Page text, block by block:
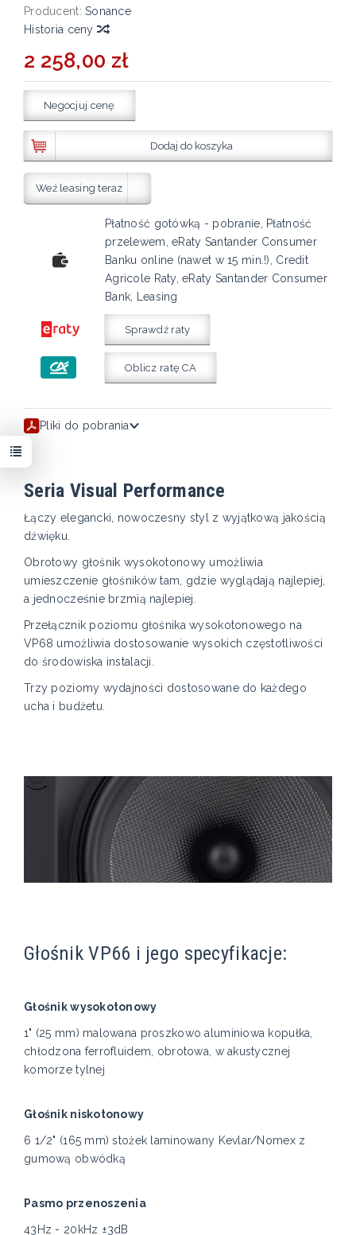
Producent: Sonance
Historia ceny
2 258,00 zł
Negocjuj cenę
Dodaj do koszyka
Weź leasing teraz
Płatność gotówką - pobranie, Płatność
przelewem, eRaty Santander Consumer
Banku online (nawet w 15 min.!), Credit
Agricole Raty, eRaty Santander Consumer
Bank, Leasing
Sprawdź raty
Oblicz ratę CA
Pliki do pobrania
Seria Visual Performance
Łączy elegancki, nowoczesny styl z wyjątkową jakością
dźwięku.
Obrotowy głośnik wysokotonowy umożliwia
umieszczenie głośników tam, gdzie wyglądają najlepiej,
a jednocześnie brzmią najlepiej.
Przełącznik poziomu głośnika wysokotonowego na
VP68 umożliwia dostosowanie wysokich częstotliwości
do środowiska instalacji.
Trzy poziomy wydajności dostosowane do każdego
ucha i budżetu.
Głośnik VP66 i jego specyfikacje:
Głośnik wysokotonowy
1" (25 mm) malowana proszkowo aluminiowa kopułka,
chłodzona ferrofluidem, obrotowa, w akustycznej
komorze tylnej
Głośnik niskotonowy
6 1/2" (165 mm) stożek laminowany Kevlar/Nomex z
gumową obwódką
Pasmo przenoszenia
43Hz - 20kHz ±3dB